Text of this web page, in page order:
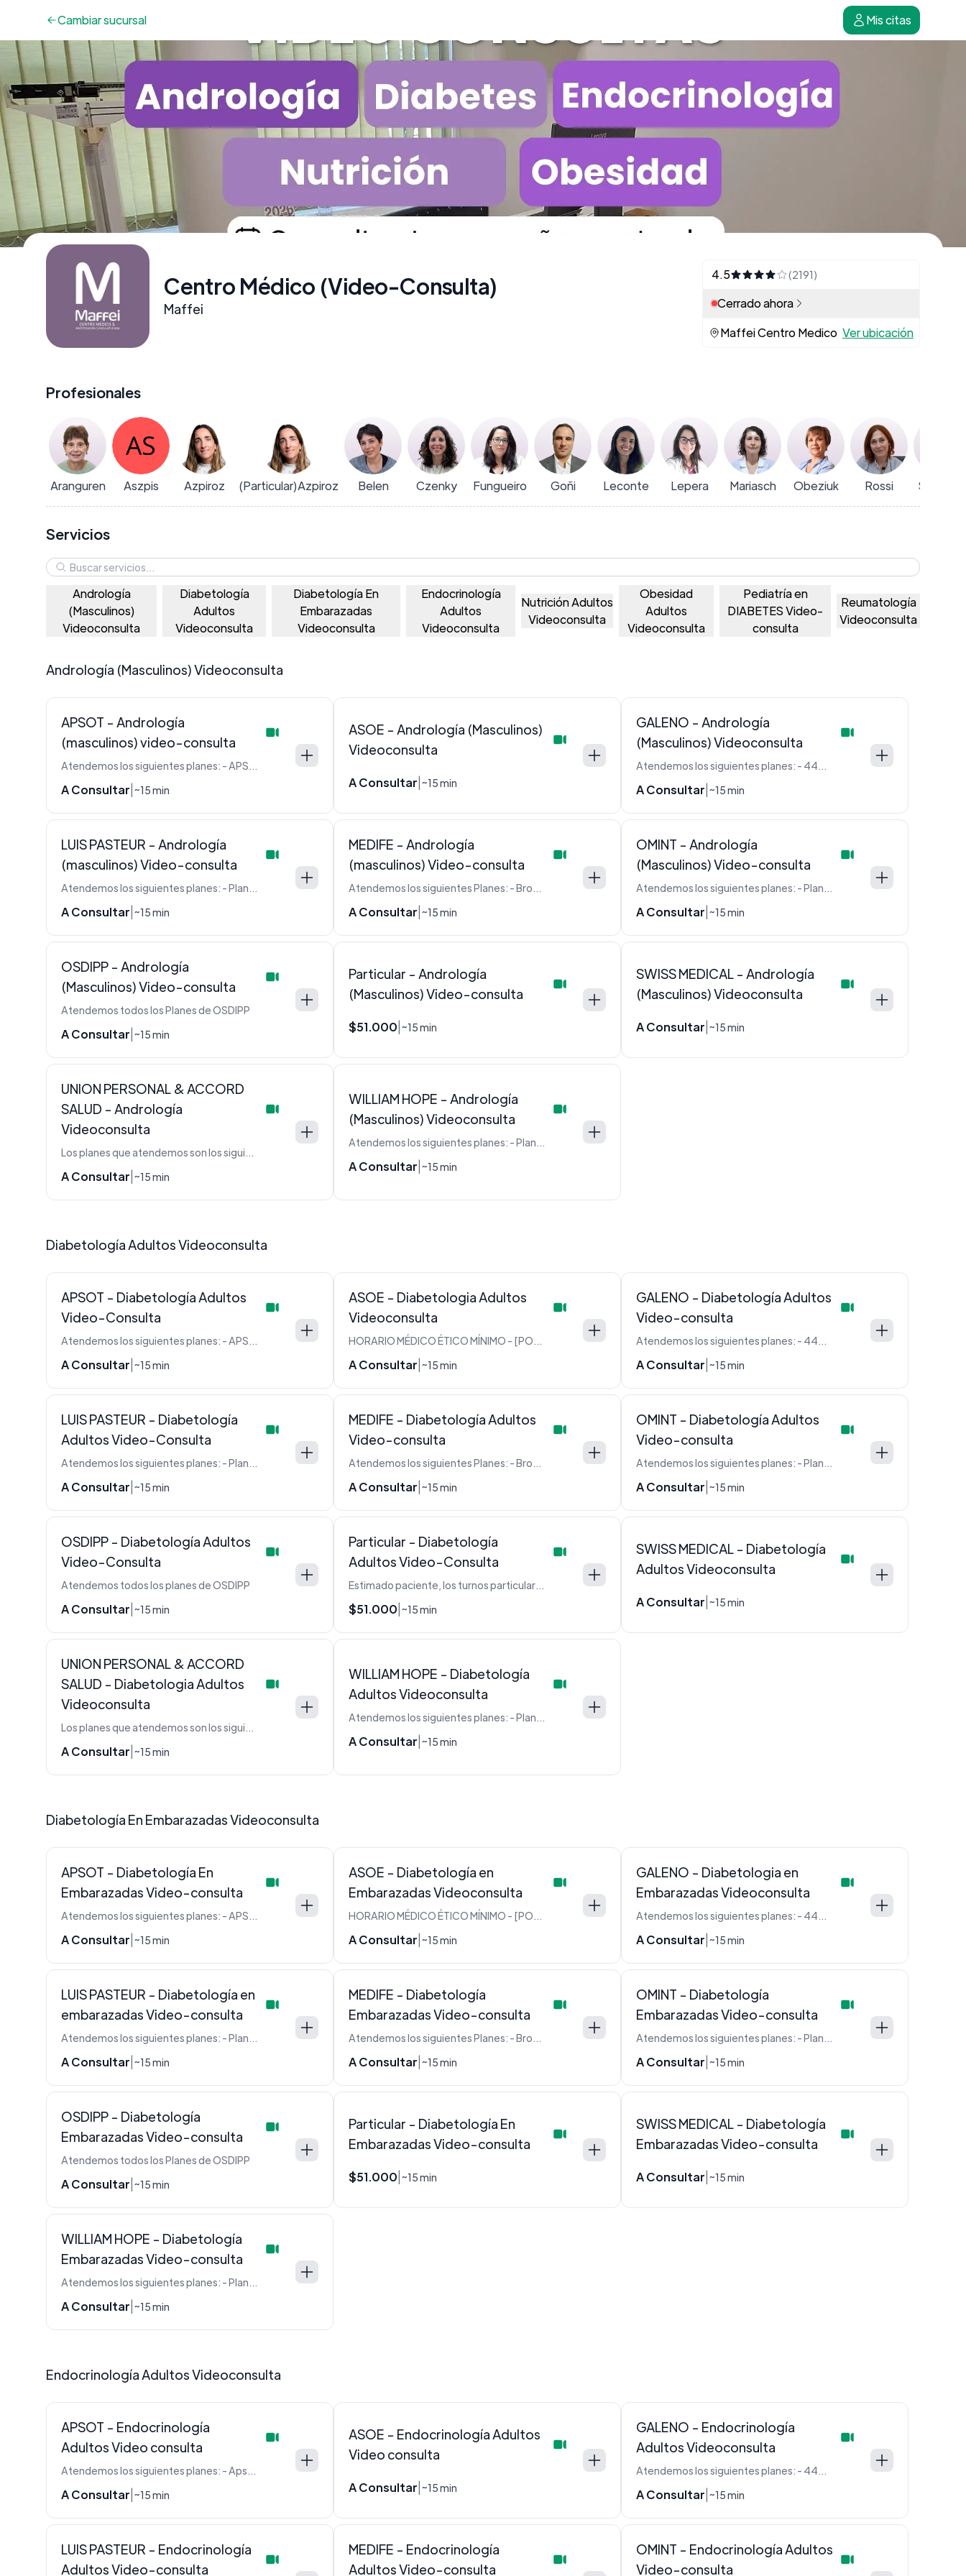
Cambiarsucursal Mis citas
Centro Médico (Video-Consulta)
Maffei
4.5 (2191)
Cerrado ahora
Maffei Centro Medico Ver ubicación
Profesionales
Aranguren Aszpis Azpiroz (Particular)Azpiroz Belen Czenky Fungueiro Goñi Leconte Lepera Mariasch Obeziuk Rossi Squillace
Servicios
Andrología
(Masculinos)
Videoconsulta
Diabetología
Adultos
Videoconsulta
Diabetología En
Embarazadas
Videoconsulta
Endocrinología
Adultos
Videoconsulta
Nutrición Adultos
Videoconsulta
Obesidad
Adultos
Videoconsulta
Pediatría en
DIABETES Video-
consulta
Reumatología
Videoconsulta
Andrología (Masculinos) Videoconsulta
APSOT - Andrología
(masculinos) video-consulta
A Consultar ~15 min
ASOE - Andrología (Masculinos)
Videoconsulta
A Consultar ~15 min
GALENO - Andrología
(Masculinos) Videoconsulta
A Consultar ~15 min
LUIS PASTEUR - Andrología
(masculinos) Video-consulta
A Consultar ~15 min
MEDIFE - Andrología
(masculinos) Video-consulta
A Consultar ~15 min
OMINT - Andrología
(Masculinos) Video-consulta
A Consultar ~15 min
OSDIPP - Andrología
(Masculinos) Video-consulta
Atendemos todos los Planes de OSDIPP
A Consultar ~15 min
Particular - Andrología
(Masculinos) Video-consulta
$51.000 ~15 min
SWISS MEDICAL - Andrología
(Masculinos) Videoconsulta
A Consultar ~15 min
UNION PERSONAL & ACCORD
SALUD - Andrología
Videoconsulta
A Consultar ~15 min
WILLIAM HOPE - Andrología
(Masculinos) Videoconsulta
A Consultar ~15 min
Diabetología Adultos Videoconsulta
APSOT - Diabetología Adultos
Video-Consulta
A Consultar ~15 min
ASOE - Diabetologia Adultos
Videoconsulta
A Consultar ~15 min
GALENO - Diabetología Adultos
Video-consulta
A Consultar ~15 min
LUIS PASTEUR - Diabetología
Adultos Video-Consulta
A Consultar ~15 min
MEDIFE - Diabetología Adultos
Video-consulta
A Consultar ~15 min
OMINT - Diabetología Adultos
Video-consulta
A Consultar ~15 min
OSDIPP - Diabetología Adultos
Video-Consulta
Atendemos todos los planes de OSDIPP
A Consultar ~15 min
Particular - Diabetología
Adultos Video-Consulta
$51.000 ~15 min
SWISS MEDICAL - Diabetología
Adultos Videoconsulta
A Consultar ~15 min
UNION PERSONAL & ACCORD
SALUD - Diabetologia Adultos
Videoconsulta
A Consultar ~15 min
WILLIAM HOPE - Diabetología
Adultos Videoconsulta
A Consultar ~15 min
Diabetología En Embarazadas Videoconsulta
APSOT - Diabetología En
Embarazadas Video-consulta
A Consultar ~15 min
ASOE - Diabetología en
Embarazadas Videoconsulta
A Consultar ~15 min
GALENO - Diabetologia en
Embarazadas Videoconsulta
A Consultar ~15 min
LUIS PASTEUR - Diabetología en
embarazadas Video-consulta
A Consultar ~15 min
MEDIFE - Diabetología
Embarazadas Video-consulta
A Consultar ~15 min
OMINT - Diabetología
Embarazadas Video-consulta
A Consultar ~15 min
OSDIPP - Diabetología
Embarazadas Video-consulta
Atendemos todos los Planes de OSDIPP
A Consultar ~15 min
Particular - Diabetología En
Embarazadas Video-consulta
$51.000 ~15 min
SWISS MEDICAL - Diabetología
Embarazadas Video-consulta
A Consultar ~15 min
WILLIAM HOPE - Diabetología
Embarazadas Video-consulta
A Consultar ~15 min
Endocrinología Adultos Videoconsulta
APSOT - Endocrinología
Adultos Video consulta
A Consultar ~15 min
ASOE - Endocrinología Adultos
Video consulta
A Consultar ~15 min
GALENO - Endocrinología
Adultos Videoconsulta
A Consultar ~15 min
LUIS PASTEUR - Endocrinología
Adultos Video-consulta
MEDIFE - Endocrinología
Adultos Video-consulta
OMINT - Endocrinología Adultos
Video-consulta